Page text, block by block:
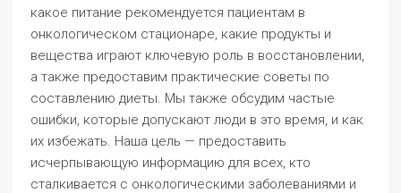
какое питание рекомендуется пациентам в
онкологическом стационаре, какие продукты и
вещества играют ключевую роль в восстановлении,
а также предоставим практические советы по
составлению диеты. Мы также обсудим частые
ошибки, которые допускают люди в это время, и как
их избежать. Наша цель — предоставить
исчерпывающую информацию для всех, кто
сталкивается с онкологическими заболеваниями и